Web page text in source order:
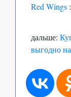
Red Wings
дальше:
выгодно